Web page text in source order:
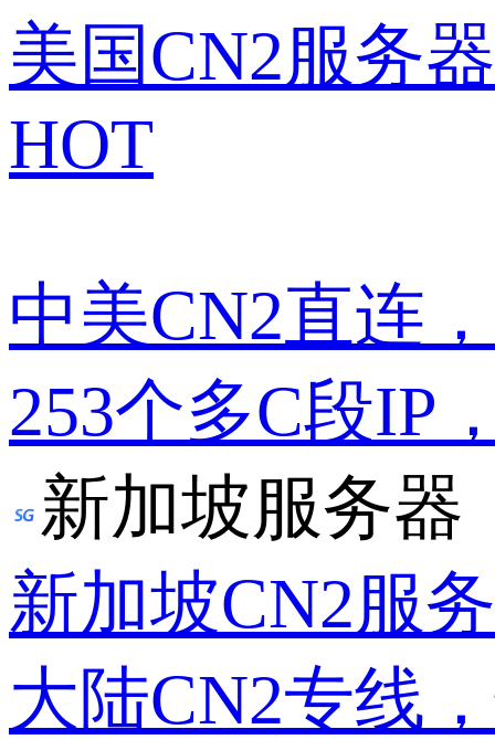
美国CN2服务器
HOT
中美CN2直连
253个多C段IP
新加坡服务器
新加坡CN2服
大陆CN2专线